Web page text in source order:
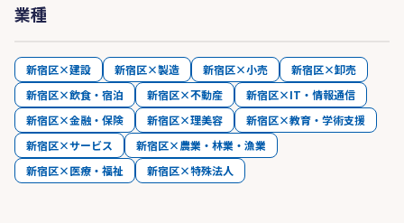
業種
新宿区×建設 新宿区×製造 新宿区×小売
新宿区×卸売
新宿区×飲食・宿泊
新宿区×不動産
新宿区×IT・情報通信
新宿区×金融・保険
新宿区×理美容
新宿区×教育・学術支援
新宿区×サービス
新宿区×農業・林業・漁業
新宿区×医療・福祉
新宿区×特殊法人